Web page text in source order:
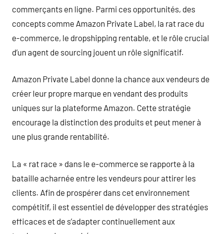
commerçants en ligne. Parmi ces opportunités, des
concepts comme Amazon Private Label, la rat race du
e-commerce, le dropshipping rentable, et le rôle crucial
d’un agent de sourcing jouent un rôle significatif.
Amazon Private Label donne la chance aux vendeurs de
créer leur propre marque en vendant des produits
uniques sur la plateforme Amazon. Cette stratégie
encourage la distinction des produits et peut mener à
une plus grande rentabilité.
La « rat race » dans le e-commerce se rapporte à la
bataille acharnée entre les vendeurs pour attirer les
clients. Afin de prospérer dans cet environnement
compétitif, il est essentiel de développer des stratégies
efficaces et de s’adapter continuellement aux